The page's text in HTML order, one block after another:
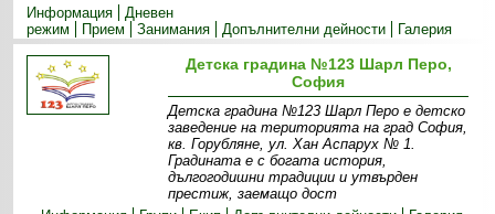
Информация
Дневен
режим
Прием Занимания Допълнителни дейности Галерия
Детска градина №123 Шарл Перо,
София
Детска градина №123 Шарл Перо е детско
заведение на територията на град София,
кв. Горубляне, ул. Хан Аспарух № 1.
Градината е с богата история,
дългогодишни традиции и утвърден
престиж, заемащо дост